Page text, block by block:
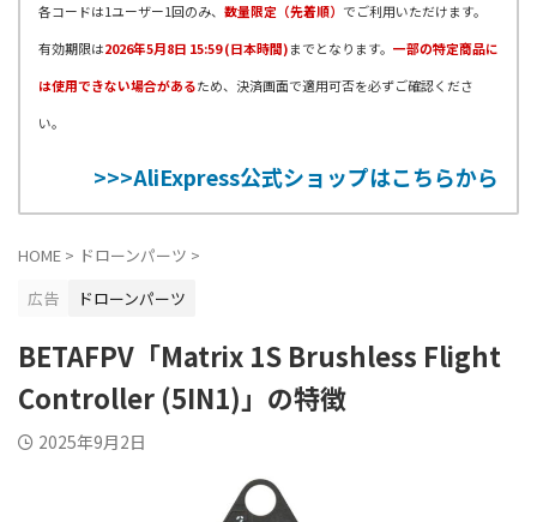
各コードは1ユーザー1回のみ、 数量限定（先着順） でご利用いただけます。
有効期限は2026年5月8日 15:59 (日本時間)までとなります。 一部の特定商品に
は使用できない場合があるため、決済画面で適用可否を必ずご確認くださ
い。
>>>AliExpress公式ショップはこちらから
HOME > ドローンパーツ >
広告
ドローンパーツ
BETAFPV「Matrix 1S Brushless Flight
Controller (5IN1)」の特徴
2025年9月2日